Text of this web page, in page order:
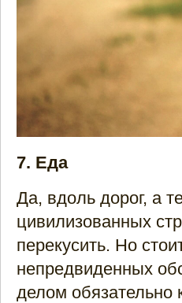
7. Еда
Да, вдоль дорог, а
цивилизованных
перекусить. Но
непредвиденных
делом обязательно